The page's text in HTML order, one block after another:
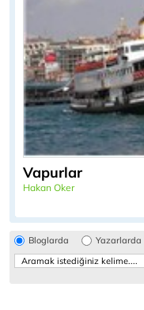
Vapurlar
Hakan Oker
Bloglarda Yazarlarda